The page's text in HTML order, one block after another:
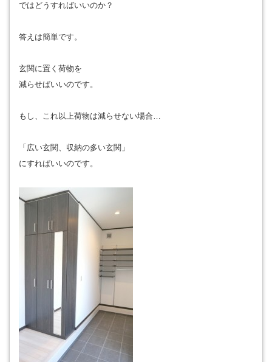
ではどうすればいいのか？
答えは簡単です。
玄関に置く荷物を
減らせばいいのです。
もし、これ以上荷物は減らせない場合…
「広い玄関、収納の多い玄関」
にすればいいのです。